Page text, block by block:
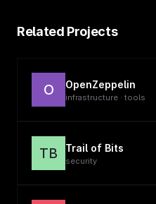
Related Projects
O OpenZeppelin
infrastructure · tools
TB Trail of Bits
security